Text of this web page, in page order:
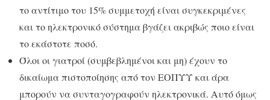
το αντίτιμο του 15% συμμετοχή είναι συγκεκριμένες
και το ηλεκτρονικό σύστημα βγάζει ακριβώς ποιο είναι
το εκάστοτε ποσό.
Όλοι οι γιατροί (συμβεβλημένοι και μη) έχουν το
δικαίωμα πιστοποίησης από τον ΕΟΠΥΥ και άρα
μπορούν να συνταγογραφούν ηλεκτρονικά. Αυτό όμως